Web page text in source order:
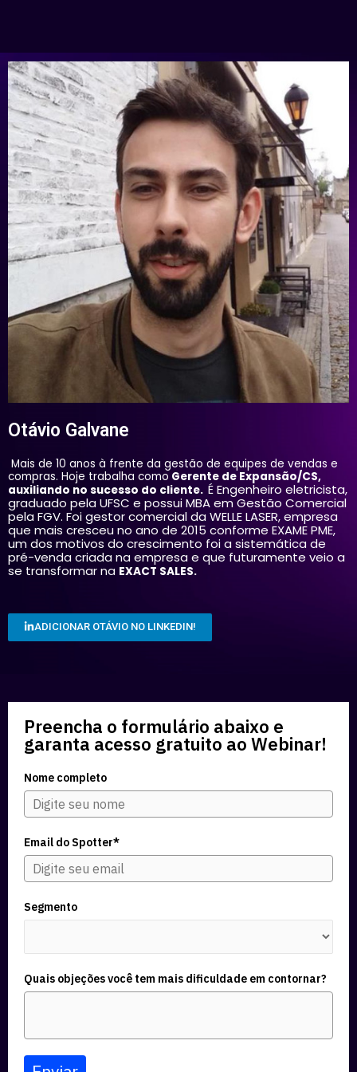
Otávio Galvane
Mais de 10 anos à frente da gestão de equipes de vendas e
compras. Hoje trabalha como Gerente de Expansão/CS,
auxiliando no sucesso do cliente. É Engenheiro eletricista,
graduado pela UFSC e possui MBA em Gestão Comercial
pela FGV. Foi gestor comercial da WELLE LASER, empresa
que mais cresceu no ano de 2015 conforme EXAME PME,
um dos motivos do crescimento foi a sistemática de
pré-venda criada na empresa e que futuramente veio a
se transformar na EXACT SALES.
ADICIONAR OTÁVIO NO LINKEDIN!
Preencha o formulário abaixo e
garanta acesso gratuito ao Webinar!
Nome completo
Email do Spotter*
Segmento
Quais objeções você tem mais dificuldade em contornar?